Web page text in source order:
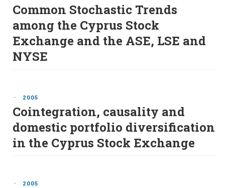
Common Stochastic Trends
among the Cyprus Stock
Exchange and the ASE, LSE and
NYSE
- 2005
Cointegration, causality and
domestic portfolio diversification
in the Cyprus Stock Exchange
- 2005